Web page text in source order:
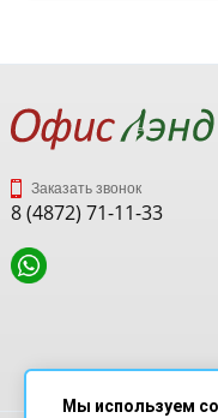
Заказать звонок
8 (4872) 71-11-33
Мы используем